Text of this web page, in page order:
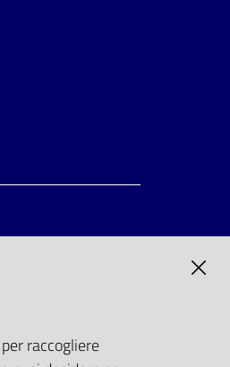
raccogliere